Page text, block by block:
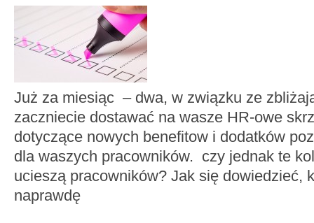
Już za miesiąc – dwa, w związku ze
zaczniecie dostawać na wasze HR-owe
dotyczące nowych benefitow i dodatków
dla waszych pracowników. czy jednak te
ucieszą pracowników? Jak się dowiedzieć,
naprawdę